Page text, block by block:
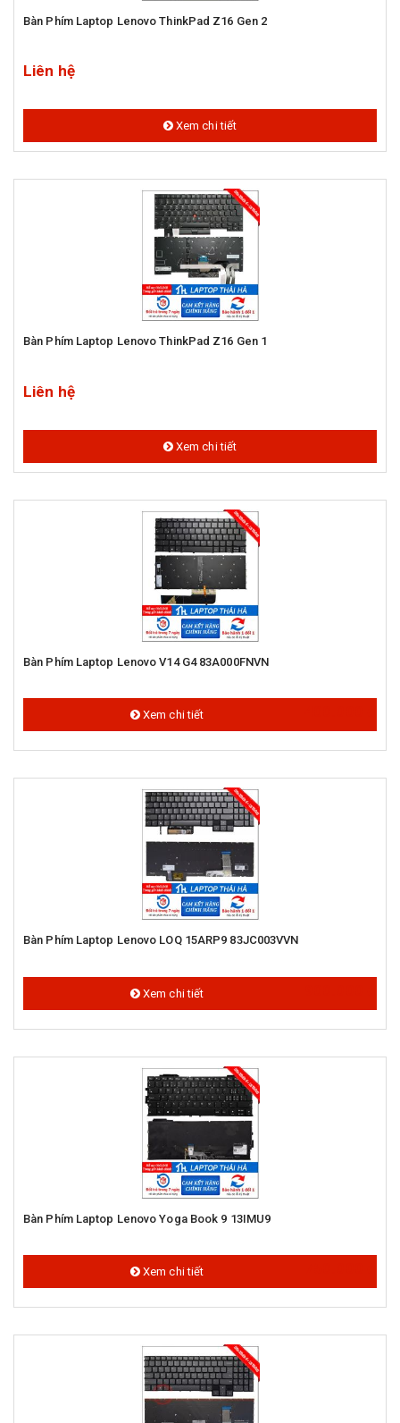
Bàn Phím Laptop Lenovo ThinkPad Z16 Gen 2
Liên hệ
Xem chi tiết
Bàn Phím Laptop Lenovo ThinkPad Z16 Gen 1
Liên hệ
Xem chi tiết
Bàn Phím Laptop Lenovo V14 G4 83A000FNVN
Xem chi tiết
Bàn Phím Laptop Lenovo LOQ 15ARP9 83JC003VVN
Xem chi tiết
Bàn Phím Laptop Lenovo Yoga Book 9 13IMU9
Xem chi tiết